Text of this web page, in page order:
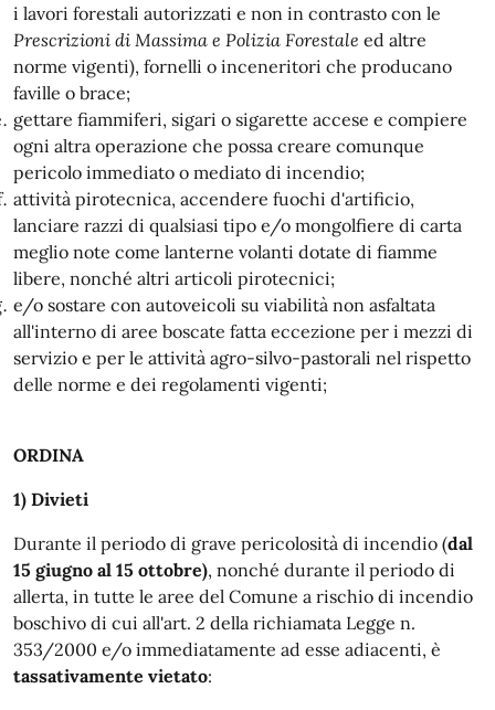
i lavori forestali autorizzati e non in contrasto con le
Prescrizioni di Massima e Polizia Forestale ed altre
norme vigenti), fornelli o inceneritori che producano
faville o brace;
gettare fiammiferi, sigari o sigarette accese e compiere
ogni altra operazione che possa creare comunque
pericolo immediato o mediato di incendio;
attività pirotecnica, accendere fuochi d'artificio,
lanciare razzi di qualsiasi tipo e/o mongolfiere di carta
meglio note come lanterne volanti dotate di fiamme
libere, nonché altri articoli pirotecnici;
e/o sostare con autoveicoli su viabilità non asfaltata
all'interno di aree boscate fatta eccezione per i mezzi di
servizio e per le attività agro-silvo-pastorali nel rispetto
delle norme e dei regolamenti vigenti;
ORDINA
1) Divieti
Durante il periodo di grave pericolosità di incendio (dal
15 giugno al 15 ottobre), nonché durante il periodo di
allerta, in tutte le aree del Comune a rischio di incendio
boschivo di cui all'art. 2 della richiamata Legge n.
353/2000 e/o immediatamente ad esse adiacenti, è
tassativamente vietato: